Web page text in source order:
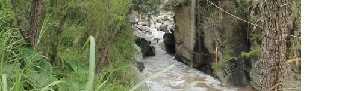
Noticias
Equipo